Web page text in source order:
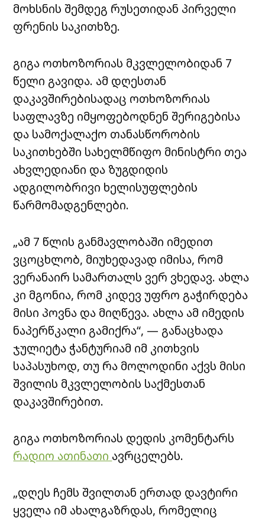
მოხსნის შემდეგ რუსეთიდან პირველი
ფრენის საკითხზე.
გიგა ოთხოზორიას მკვლელობიდან 7
წელი გავიდა. ამ დღესთან
დაკავშირებისადაც ოთხოზორიას
საფლავზე იმყოფებოდნენ შერიგებისა
და სამოქალაქო თანასწორობის
საკითხებში სახელმწიფო მინისტრი თეა
ახვლედიანი და ზუგდიდის
ადგილობრივი ხელისუფლების
წარმომადგენლები.
„ამ 7 წლის განმავლობაში იმედით
ვცოცხლობ, მიუხედავად იმისა, რომ
ვერანაირ სამართალს ვერ ვხედავ. ახლა
კი მგონია, რომ კიდევ უფრო გაჭირდება
მისი პოვნა და მიღწევა. ახლა ამ იმედის
ნაპერწკალი გამიქრა“, — განაცხადა
ჯულიეტა ჭანტურიამ იმ კითხვის
საპასუხოდ, თუ რა მოლოდინი აქვს მისი
შვილის მკვლელობის საქმესთან
დაკავშირებით.
გიგა ოთხოზორიას დედის კომენტარს
რადიო ათინათი ავრცელებს.
„დღეს ჩემს შვილთან ერთად დავტირი
ყველა იმ ახალგაზრდას, რომელიც